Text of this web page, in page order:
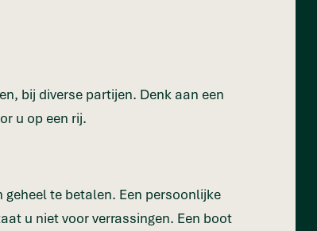
bij diverse partijen. Denk aan een
u op een rij.
te betalen. Een persoonlijke
u niet voor verrassingen. Een boot